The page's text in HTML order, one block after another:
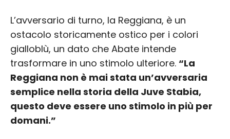
L’avversario di turno, la Reggiana, è un
ostacolo storicamente ostico per i colori
gialloblù, un dato che Abate intende
trasformare in uno stimolo ulteriore. “La
Reggiana non è mai stata un’avversaria
semplice nella storia della Juve Stabia,
questo deve essere uno stimolo in più per
domani.”